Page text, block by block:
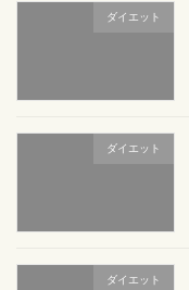
ダイエット
ダイエット
ダイエット